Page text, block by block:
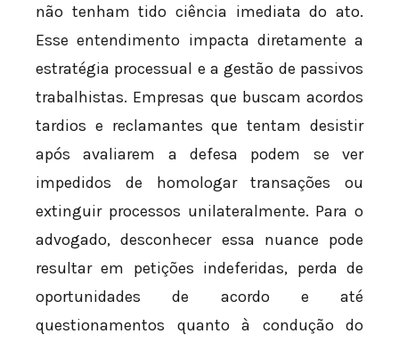
não tenham tido ciência imediata do ato.
Esse entendimento impacta diretamente a
estratégia processual e a gestão de passivos
trabalhistas. Empresas que buscam acordos
tardios e reclamantes que tentam desistir
após avaliarem a defesa podem se ver
impedidos de homologar transações ou
extinguir processos unilateralmente. Para o
advogado, desconhecer essa nuance pode
resultar em petições indeferidas, perda de
oportunidades de acordo e até
questionamentos quanto à condução do